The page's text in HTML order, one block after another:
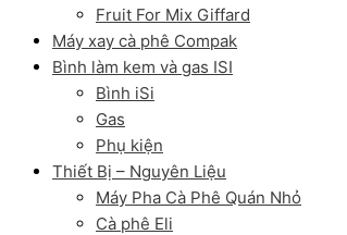
Fruit For Mix Giffard
Máy xay cà phê Compak
Bình làm kem và gas ISI
Bình iSi
Gas
Phụ kiện
Thiết Bị – Nguyên Liệu
Máy Pha Cà Phê Quán Nhỏ
Cà phê Eli